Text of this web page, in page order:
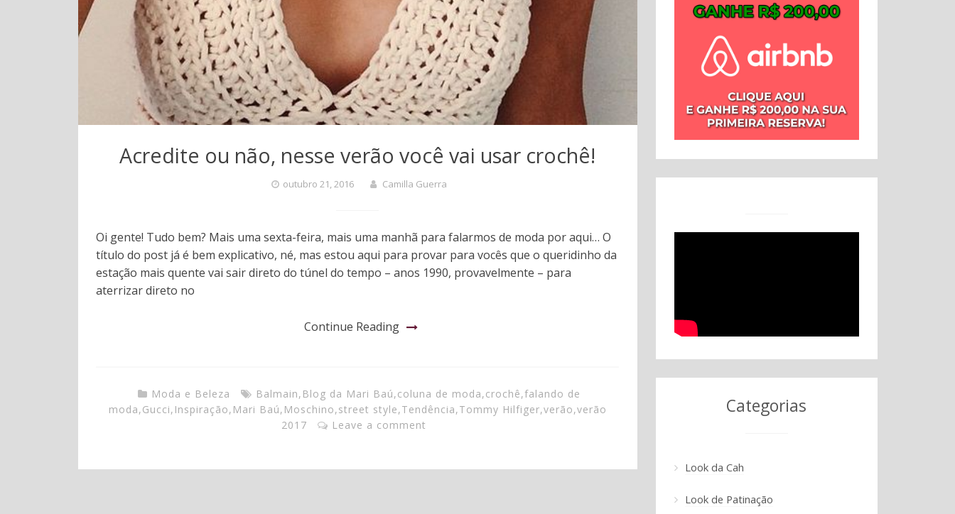
Acredite ou não, nesse verão você vai usar crochê!
outubro 21, 2016 Camilla Guerra
Oi gente! Tudo bem? Mais uma sexta-feira, mais uma manhã para falarmos de moda por aqui… O
título do post já é bem explicativo, né, mas estou aqui para provar para vocês que o queridinho da
estação mais quente vai sair direto do túnel do tempo – anos 1990, provavelmente – para
aterrizar direto no
Continue Reading
Moda e Beleza Balmain, Blog da Mari Baú,coluna de moda,crochê,falando de
moda,Gucci, Inspiração, Mari Baú, Moschino,street style,Tendência,Tommy Hilfiger,verão,verão
2017
Leave a comment
Categorias
Look da Cah
Look de Patinação